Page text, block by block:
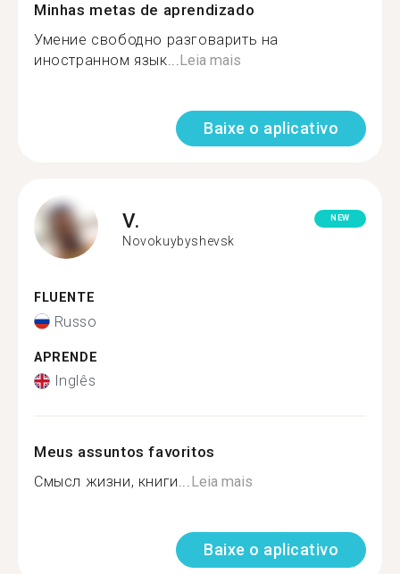
Minhas metas de aprendizado
Умение свободно разговарить на
иностранном язык...Leia mais
Baixe o aplicativo
V.
Novokuybyshevsk
NEW
FLUENTE
Russo
APRENDE
Inglês
Meus assuntos favoritos
Смысл жизни, книги...Leia mais
Baixe o aplicativo